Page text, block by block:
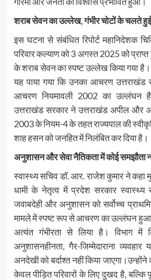
शराब सेवन का उल्लेख, गंभीर चोटों के चलते हुई
इस घटना से संबंधित रिपोर्ट महानिदेशक
परिवार कल्याण को 3 अगस्त 2025 को
के शराब सेवन का स्पष्ट उल्लेख किया गया है।
यह पाया गया कि उनका आचरण उत्तराखंड
आचरण नियमावली 2002 का उल्लंघन
उत्तराखंड सरकार ने उत्तराखंड अपील और
2003 के नियम-4 के तहत राज्यपाल की
शाह हसन को जनहित में निलंबित कर दिया है।
अनुशासन और सेवा नैतिकता में कोई समझौता
स्वास्थ्य सचिव डॉ. आर. राजेश कुमार ने कहा
धामी के नेतृत्व में प्रदेश सरकार स्वास्थ्य
जवाबदेही और अनुशासन को सर्वोच्च
मामले में स्पष्ट रूप से आचरण का उल्लंघन
अत्यंत गंभीरता से लिया है। विभाग में
अनुशासनहीनता, गैर-जिम्मेदाराना व्यवहार
अनदेखी को बर्दाश्त नहीं किया
केवल पीड़ित परिवारों के लिए दुखद है, बल्कि